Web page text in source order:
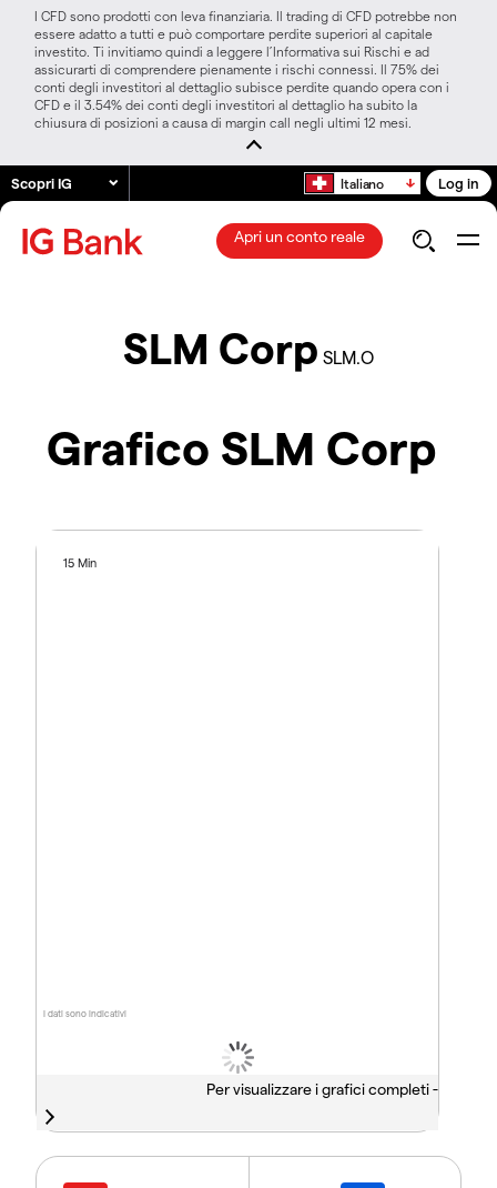
I CFD sono prodotti con leva finanziaria. Il trading di CFD potrebbe non
essere adatto a tutti e può comportare perdite superiori al capitale
investito. Ti invitiamo quindi a leggere l’Informativa sui Rischi e ad
assicurarti di comprendere pienamente i rischi connessi. Il 75% dei
conti degli investitori al dettaglio subisce perdite quando opera con i
CFD e il 3.54% dei conti degli investitori al dettaglio ha subito la
chiusura di posizioni a causa di margin call negli ultimi 12 mesi.
Scopri IG Italiano Log in
Apri un conto reale
SLM Corp SLM.O
Grafico SLM Corp
I dati sono indicativi
15 Min
Per visualizzare i grafici completi -